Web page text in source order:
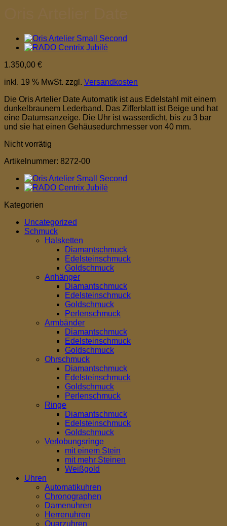
1.350,00 €
inkl. 19 % MwSt. zzgl. Versandkosten
Die Oris Artelier Date Automatik ist aus Edelstahl mit einem
dunkelbraunem Lederband. Das Zifferblatt ist Beige und hat
eine Datumsanzeige. Die Uhr ist wasserdicht, bis zu 3 bar
und sie hat einen Gehäusedurchmesser von 40 mm.
Nicht vorrätig
Artikelnummer: 8272-00
Kategorien
Uncategorized
Schmuck
Halsketten
Diamantschmuck
Edelsteinschmuck
Goldschmuck
Anhänger
Diamantschmuck
Edelsteinschmuck
Goldschmuck
Perlenschmuck
Armbänder
Diamantschmuck
Edelsteinschmuck
Goldschmuck
Ohrschmuck
Diamantschmuck
Edelsteinschmuck
Goldschmuck
Perlenschmuck
Ringe
Diamantschmuck
Edelsteinschmuck
Goldschmuck
Verlobungsringe
mit einem Stein
mit mehr Steinen
Weißgold
Uhren
Automatikuhren
Chronographen
Damenuhren
Herrenuhren
Quarzuhren